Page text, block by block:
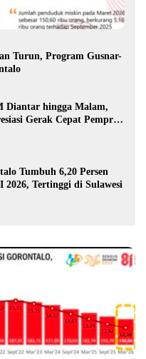
Turun, Program Gusnar-
Diantar hingga Malam,
Gerak Cepat Pemprov
Tumbuh 6,20 Persen
Tertinggi di Sulawesi